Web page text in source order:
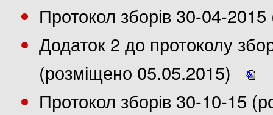
Протокол зборів 30-04-
Додаток 2 до протоколу
(розміщено 05.05.2015)
Протокол зборів 30-10-15